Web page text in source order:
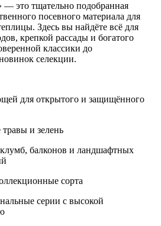
— это тщательно подобранная
посевного материала для
Здесь вы найдёте всё для
крепкой рассады и богатого
классики до
селекции.
для открытого и защищённого
и зелень
балконов и ландшафтных
сорта
серии с высокой